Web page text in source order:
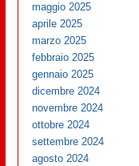
maggio 2025
aprile 2025
marzo 2025
febbraio 2025
gennaio 2025
dicembre 2024
novembre 2024
ottobre 2024
settembre 2024
agosto 2024